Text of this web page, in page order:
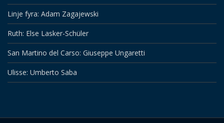
Linje fyra: Adam Zagajewski
Ruth: Else Lasker-Schüler
San Martino del Carso: Giuseppe Ungaretti
Ulisse: Umberto Saba